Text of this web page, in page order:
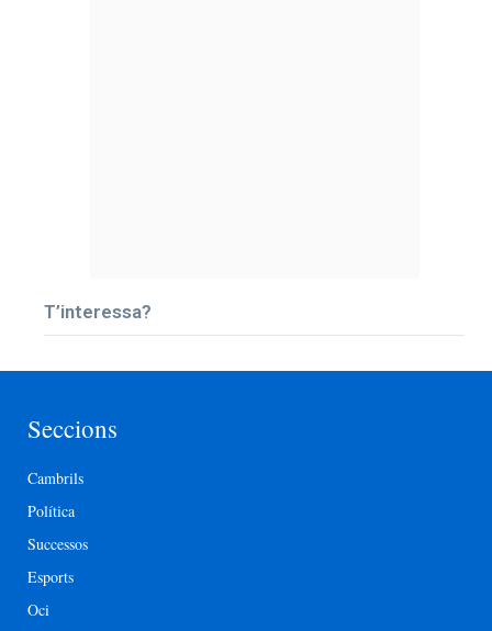
T’interessa?
Seccions
Cambrils
Política
Successos
Esports
Oci